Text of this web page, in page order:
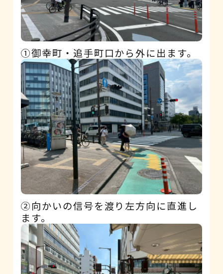
①御幸町・追手町口から外に出ます。
②向かいの信号を渡り左方向に直進し
ます。